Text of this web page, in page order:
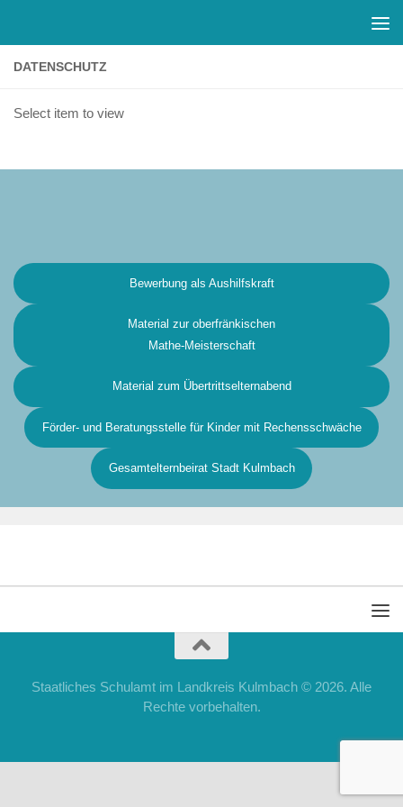
DATENSCHUTZ
Select item to view
Bewerbung als Aushilfskraft
Material zur oberfränkischen
Mathe-Meisterschaft
Material zum Übertrittselternabend
Förder- und Beratungsstelle für Kinder mit Rechensschwäche
Gesamtelternbeirat Stadt Kulmbach
Staatliches Schulamt im Landkreis Kulmbach © 2026. Alle
Rechte vorbehalten.